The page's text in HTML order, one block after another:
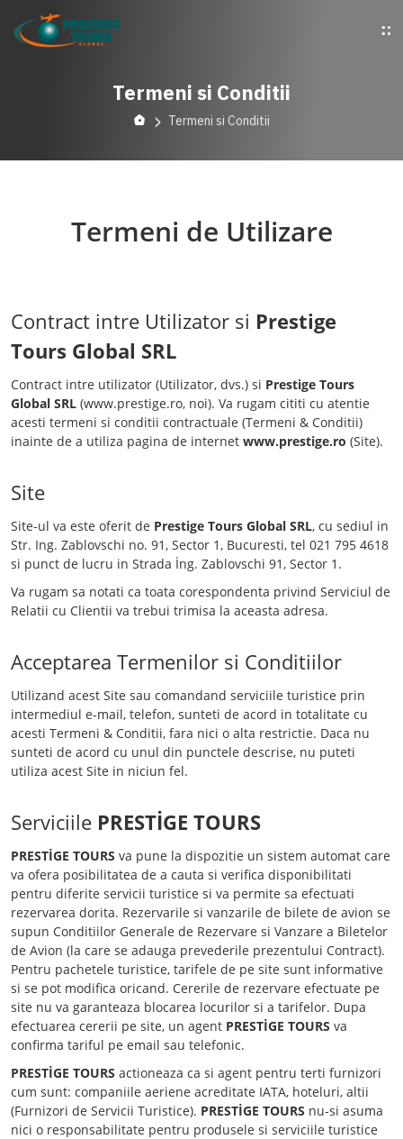
Termeni si Conditii
Termeni si Conditii
Termeni de Utilizare
Contract intre Utilizator si Prestige
Tours Global SRL
Contract intre utilizator (Utilizator, dvs.) si Prestige Tours
Global SRL (www.prestige.ro, noi). Va rugam cititi cu atentie
acesti termeni si conditii contractuale (Termeni & Conditii)
inainte de a utiliza pagina de internet www.prestige.ro (Site).
Site
Site-ul va este oferit de Prestige Tours Global SRL, cu sediul in
Str. Ing. Zablovschi no. 91, Sector 1, Bucuresti, tel 021 795 4618
si punct de lucru in Strada İng. Zablovschi 91, Sector 1.
Va rugam sa notati ca toata corespondenta privind Serviciul de
Relatii cu Clientii va trebui trimisa la aceasta adresa.
Acceptarea Termenilor si Conditiilor
Utilizand acest Site sau comandand serviciile turistice prin
intermediul e-mail, telefon, sunteti de acord in totalitate cu
acesti Termeni & Conditii, fara nici o alta restrictie. Daca nu
sunteti de acord cu unul din punctele descrise, nu puteti
utiliza acest Site in niciun fel.
Serviciile PRESTİGE TOURS
PRESTİGE TOURS va pune la dispozitie un sistem automat care
va ofera posibilitatea de a cauta si verifica disponibilitati
pentru diferite servicii turistice si va permite sa efectuati
rezervarea dorita. Rezervarile si vanzarile de bilete de avion se
supun Conditiilor Generale de Rezervare si Vanzare a Biletelor
de Avion (la care se adauga prevederile prezentului Contract).
Pentru pachetele turistice, tarifele de pe site sunt informative
si se pot modifica oricand. Cererile de rezervare efectuate pe
site nu va garanteaza blocarea locurilor si a tarifelor. Dupa
efectuarea cererii pe site, un agent PRESTİGE TOURS va
confirma tariful pe email sau telefonic.
PRESTİGE TOURS actioneaza ca si agent pentru terti furnizori
cum sunt: companiile aeriene acreditate IATA, hoteluri, altii
(Furnizori de Servicii Turistice). PRESTİGE TOURS nu-si asuma
nici o responsabilitate pentru produsele si serviciile turistice